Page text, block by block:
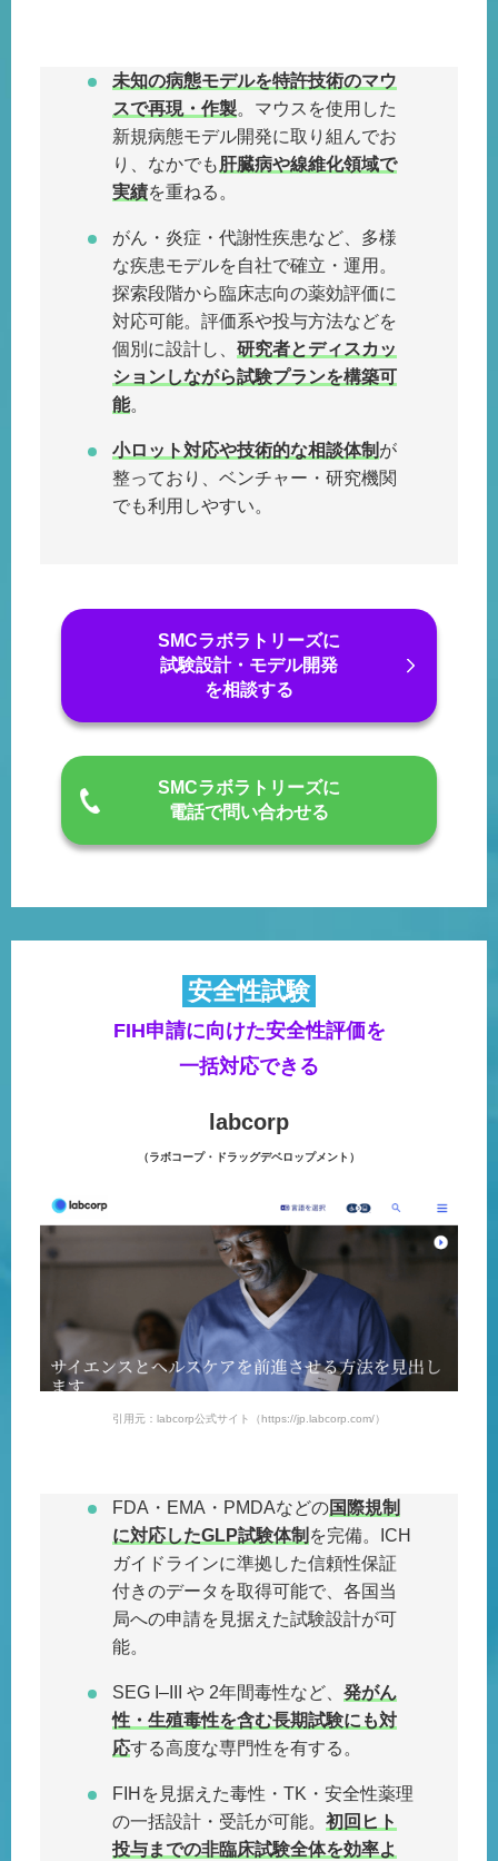
未知の病態モデルを特許技術のマウ
スで再現・作製。マウスを使用した
新規病態モデル開発に取り組んでお
り、なかでも肝臓病や線維化領域で
実績を重ねる。
がん・炎症・代謝性疾患など、多様
な疾患モデルを自社で確立・運用。
探索段階から臨床志向の薬効評価に
対応可能。評価系や投与方法などを
個別に設計し、 研究者とディスカッ
ションしながら試験プランを構築可
能。
小ロット対応や技術的な相談体制 が
整っており、ベンチャー・研究機関
でも利用しやすい。
SMCラボラトリーズに
試験設計・モデル開発
を相談する
SMCラボラトリーズに
電話で問い合わせる
安全性試験
FIH申請に向けた安全性評価を
一括対応できる
labcorp
（ラボコープ・ドラッグデベロップメント）
引用元：labcorp公式サイト（https://jp.labcorp.com/）
FDA・EMA・PMDAなどの国際規制
に対応したGLP試験体制 を完備。ICH
ガイドラインに準拠した信頼性保証
付きのデータを取得可能で、各国当
局への申請を見据えた試験設計が可
能。
SEG I–III や 2年間毒性など、 発がん
性・生殖毒性を含む長期試験にも対
応する高度な専門性を有する。
FIHを見据えた毒性・TK・安全性薬理
の一括設計・受託が可能。 初回ヒト
投与までの非臨床試験全体を効率よ